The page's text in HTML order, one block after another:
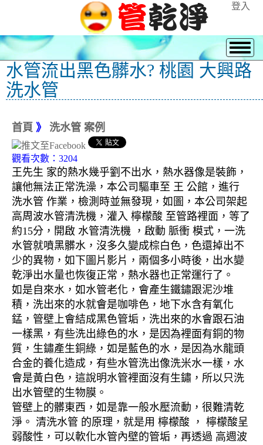
登入
水管流出黑色髒水? 桃園 大興路
洗水管
首頁 》 洗水管 案例
觀看次數：3204
王先生 家的熱水幾乎劉不出水，熱水器像是裝飾，
讓他無法正常洗澡，本公司驅車至 王 公館，進行
洗水管 作業，檢測時並無發現，如圖，本公司架起
高周波水管清洗機，灌入 檸檬酸 至管路裡面，等了
約15分，開啟 水管清洗機 ，啟動 脈衝 模式，一洗
水管就噴黑髒水，沒多久變成棕白色，色還掉出不
少的異物，如下圖片影片，兩個多小時後，出水變
乾淨出水量也恢復正常，熱水器也正常運行了。
如是自來水，如水管老化，會產生鐵鏽跟泥沙堆
積，洗出來的水就會是咖啡色，地下水含有氧化
錳，管壁上會結成黑色管垢，洗出來的水會跟石油
一樣黑，有些洗出綠色的水，是因為裡面有銅的物
質，生鏽產生銅綠，如是藍色的水，是因為水龍頭
合金的養化造成，有些水管洗出像洗米水一樣，水
會是黃白色，這說明水管裡面沒有生鏽，所以只洗
出水管壁的生物膜。
管壁上的髒東西，如是靠一般水壓流動，很難清乾
淨。 清洗水管 的原理，就是用 檸檬酸 ， 檸檬酸呈
弱酸性，可以軟化水管內壁的管垢，再透過 高週波